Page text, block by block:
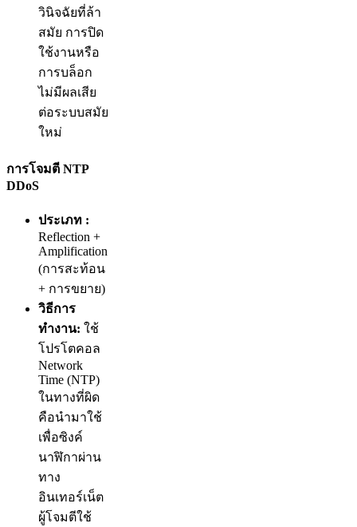
วินิจฉัยที่ล้า
สมัย การปิด
ใช้งานหรือ
การบล็อก
ไม่มีผลเสีย
ต่อระบบสมัย
ใหม่
การโจมตี NTP
DDoS
ประเภท :
Reflection +
Amplification
(การสะท้อน
+ การขยาย)
วิธีการ
ทำงาน: ใช้
โปรโตคอล
Network
Time (NTP)
ในทางที่ผิด
คือนำมาใช้
เพื่อซิงค์
นาฬิกาผ่าน
ทาง
อินเทอร์เน็ต
ผู้โจมตีใช้